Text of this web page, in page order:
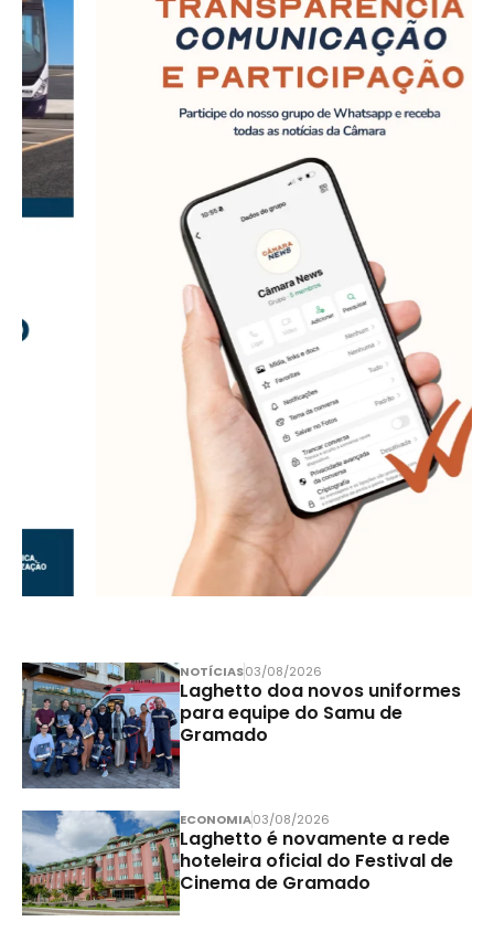
NOTÍCIAS03/08/2026
Laghetto doa novos uniformes
para equipe do Samu de
Gramado
ECONOMIA03/08/2026
Laghetto é novamente a rede
hoteleira oficial do Festival de
Cinema de Gramado